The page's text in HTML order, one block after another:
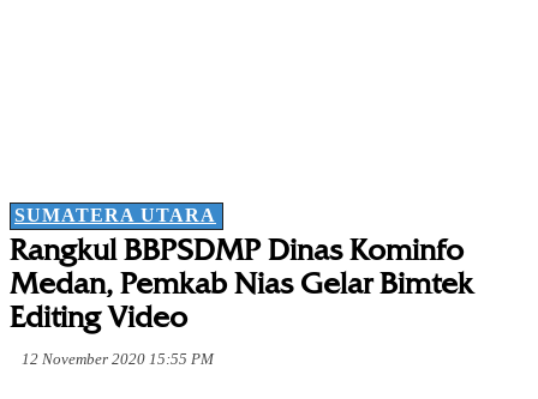
SUMATERA UTARA
Rangkul BBPSDMP Dinas Kominfo
Medan, Pemkab Nias Gelar Bimtek
Editing Video
12 November 2020 15:55 PM